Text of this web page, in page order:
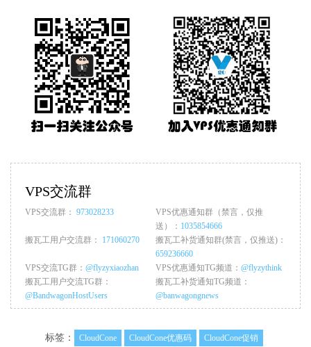
VPS交流群
VPS交流群： 973028233
VPS优惠通知群（禁言，仅推
送）： 1035854666
搬瓦工用户交流群： 171060270
搬瓦工补货通知群(禁言，仅推送)：
659236660
VPS交流TG群： @flyzyxiaozhan VPS优惠通知TG频道： @flyzythink
搬瓦工用户交流TG群：
@BandwagonHostUsers
搬瓦工补货通知TG频道：
@banwagongnews
标签： CloudCone CloudCone优惠码
CloudCone促销